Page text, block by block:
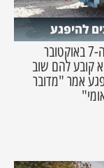
המוסד לביטוח לאומי כופה על נפגעים רבים מה-7 באוקטובר
קובע להם שוב
אמר "מדובר